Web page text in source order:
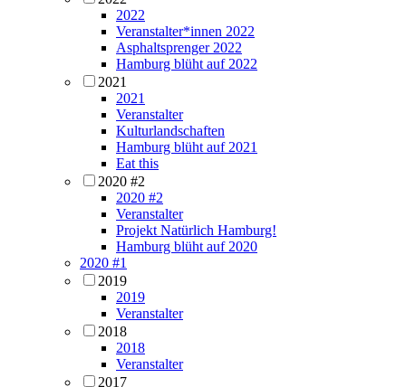
2022
Veranstalter*innen 2022
Asphaltsprenger 2022
Hamburg blüht auf 2022
2021
2021
Veranstalter
Kulturlandschaften
Hamburg blüht auf 2021
Eat this
2020 #2
2020 #2
Veranstalter
Projekt Natürlich Hamburg!
Hamburg blüht auf 2020
2020 #1
2019
2019
Veranstalter
2018
2018
Veranstalter
2017